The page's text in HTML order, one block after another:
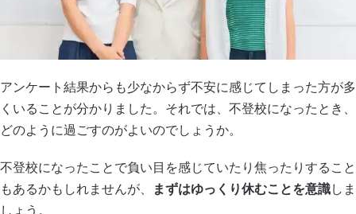
アンケート結果からも少なからず不安に感じてしまった方が多
くいることが分かりました。それでは、不登校になったとき、
どのように過ごすのがよいのでしょうか。
不登校になったことで負い目を感じていたり焦ったりすること
もあるかもしれませんが、
まずはゆっくり休むことを意識しま
しょう。